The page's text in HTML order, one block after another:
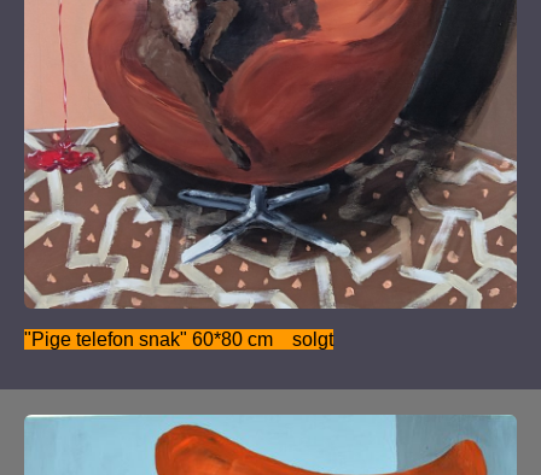
"Pige telefon snak" 60*80 cm solgt